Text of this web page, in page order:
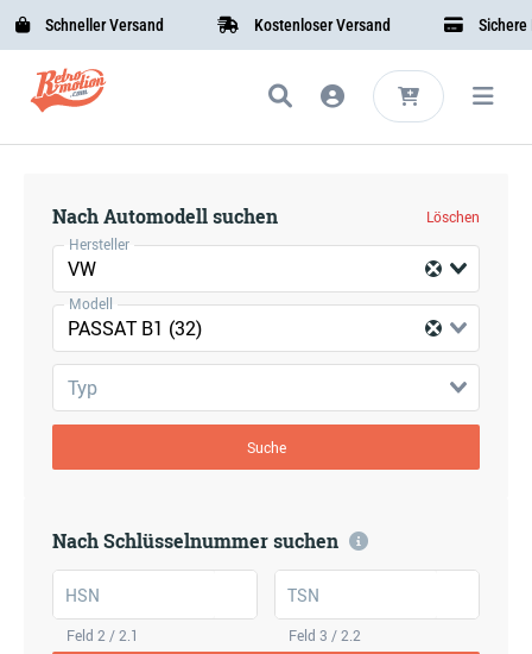
Schneller Versand Kostenloser Versand Sichere
Nach Automodell suchen
Löschen
Hersteller
VW
Modell
PASSAT B1 (32)
Typ
Suche
Nach Schlüsselnummer suchen
HSN
Feld 2 / 2.1
TSN
Feld 3 / 2.2